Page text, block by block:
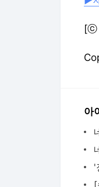
[ⓒ
아